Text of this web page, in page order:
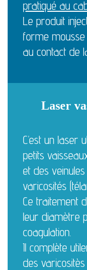
pratiqué au
Le produit
forme
au contact de
Laser
C’est un laser
petits
et des
varicosités
Ce traitement
leur diamètre
coagulation.
Il complète
des